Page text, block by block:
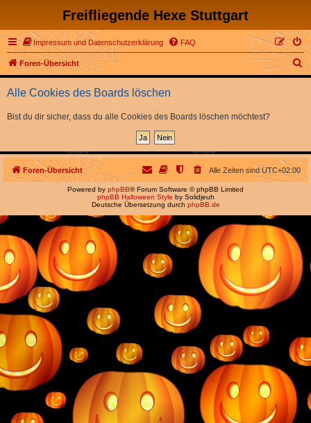
Freifliegende Hexe Stuttgart
Impressum und Datenschutzerklärung FAQ
Foren-Übersicht
S
u
Alle Cookies des Boards löschen
Bist du dir sicher, dass du alle Cookies des Boards löschen möchtest?
Foren-Übersicht Alle Zeiten sindUTC+02:00
Powered by phpBB® Forum Software © phpBB Limited
phpBB Halloween Style by Solidjeuh
Deutsche Übersetzung durch phpBB.de